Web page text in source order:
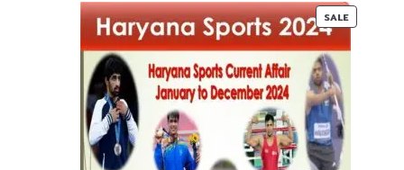
00. 00. SALE
ON